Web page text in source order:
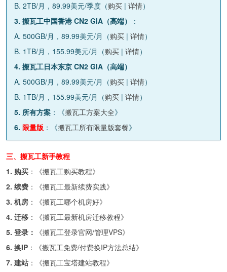
B. 2TB/月，89.99美元/季度（购买 | 详情）
3. 搬瓦工中国香港 CN2 GIA（高端）
：
A. 500GB/月，89.99美元/月（购买 | 详情）
B. 1TB/月，155.99美元/月（购买 | 详情）
4. 搬瓦工日本东京 CN2 GIA（高端）
A. 500GB/月，89.99美元/月（购买 | 详情）
B. 1TB/月，155.99美元/月（购买 | 详情）
5. 所有方案 ：《搬瓦工方案大全》
6. 限量版 ：《搬瓦工所有限量版套餐》
三、搬瓦工新手教程
1. 购买 ：《搬瓦工购买教程》
2. 续费 ：《搬瓦工最新续费实践》
3. 机房 ：《搬瓦工哪个机房好》
4. 迁移 ：《搬瓦工最新机房迁移教程》
5. 登录：
《搬瓦工登录官网/管理VPS》
6. 换IP ：《搬瓦工免费/付费换IP方法总结》
7. 建站 ：《搬瓦工宝塔建站教程》